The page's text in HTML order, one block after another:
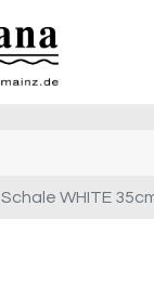
Schale WHITE